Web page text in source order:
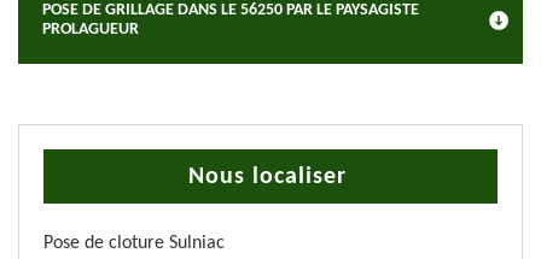
POSE DE GRILLAGE DANS LE 56250 PAR LE PAYSAGISTE
PROLAGUEUR
Nous localiser
Pose de cloture Sulniac